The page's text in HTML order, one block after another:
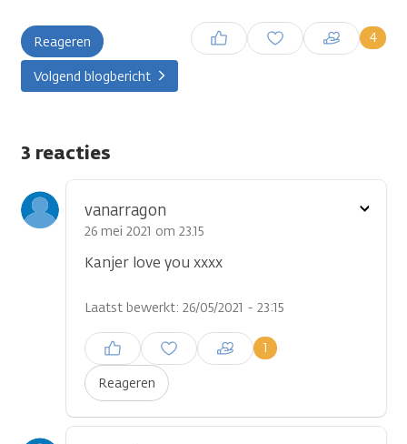
Reageren 4
Inloggen om een reactie te
plaatsen
Volgend blogbericht
3 reacties
vanarragon
26 mei 2021 om 23.15
Kanjer love you xxxx
Laatst bewerkt: 26/05/2021 - 23:15
Reageren
1
Inloggen om een reactie te
plaatsen
Toon